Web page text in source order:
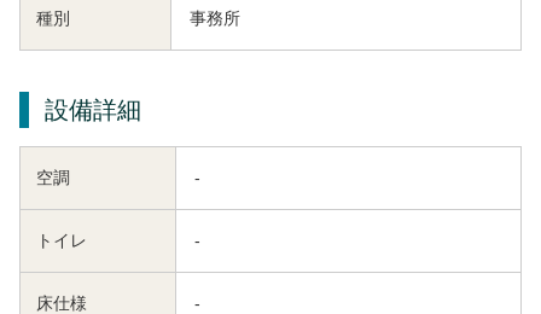
種別 事務所
設備詳細
空調 -
トイレ -
床仕様 -